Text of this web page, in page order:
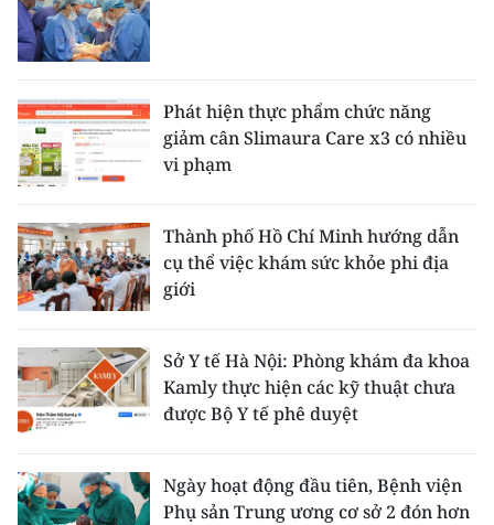
Phát hiện thực phẩm chức năng
giảm cân Slimaura Care x3 có nhiều
vi phạm
Thành phố Hồ Chí Minh hướng dẫn
cụ thể việc khám sức khỏe phi địa
giới
Sở Y tế Hà Nội: Phòng khám đa khoa
Kamly thực hiện các kỹ thuật chưa
được Bộ Y tế phê duyệt
Ngày hoạt động đầu tiên, Bệnh viện
Phụ sản Trung ương cơ sở 2 đón hơn